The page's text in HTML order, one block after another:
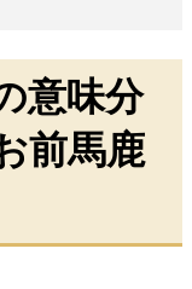
意味分
前馬鹿